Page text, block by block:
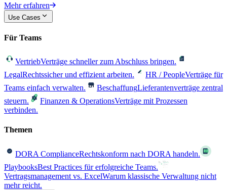
Mehr erfahren
Use Cases
Für Teams
VertriebVerträge schneller zum Abschluss bringen.
LegalRechtssicher und effizient arbeiten. HR / PeopleVerträge für
Teams einfach verwalten.
BeschaffungLieferantenverträge zentral
steuern.
Finanzen & OperationsVerträge mit Prozessen
verbinden.
Themen
DORA ComplianceRechtskonform nach DORA handeln.
PlaybooksBest Practices für erfolgreiche Teams.
Vertragsmanagement vs. ExcelWarum klassische Verwaltung nicht
mehr reicht.